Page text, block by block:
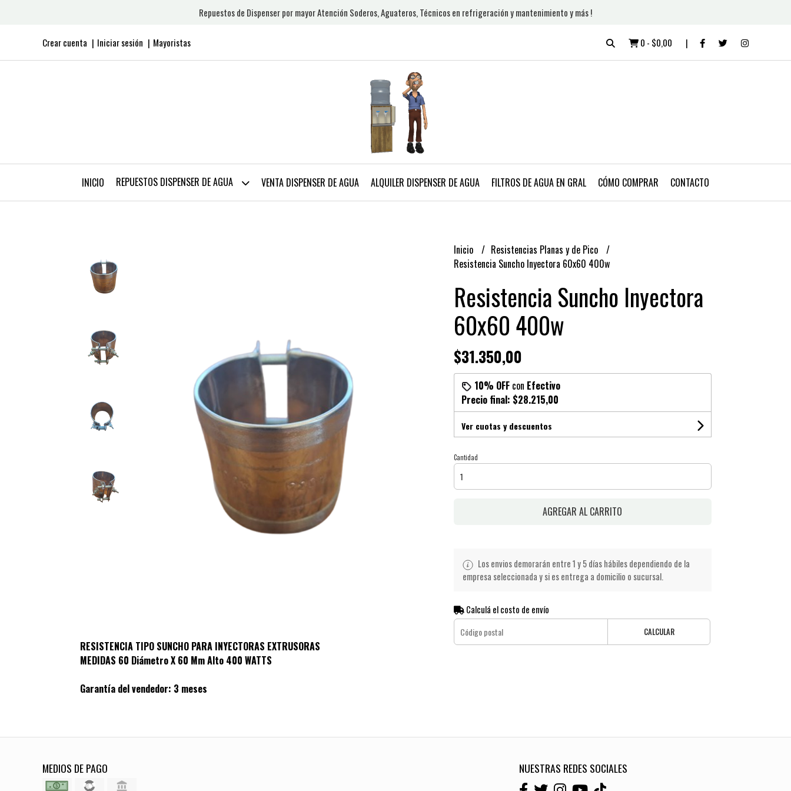
Repuestos de Dispenser por mayor Atención Soderos, Aguateros, Técnicos en refrigeración y mantenimiento y más !
Crear cuenta Iniciar sesión Mayoristas 0 - $0,00
INICIO REPUESTOS DISPENSER DE AGUA VENTA DISPENSER DE AGUA ALQUILER DISPENSER DE AGUA FILTROS DE AGUA EN GRAL CÓMO COMPRAR CONTACTO
RESISTENCIA TIPO SUNCHO PARA INYECTORAS EXTRUSORAS
MEDIDAS 60 Diámetro X 60 Mm Alto 400 WATTS
Garantía del vendedor: 3 meses
Inicio
Resistencias Planas y de Pico
Resistencia Suncho Inyectora 60x60 400w
Resistencia Suncho Inyectora
60x60 400w
$31.350,00
10% OFFcon Efectivo
Precio final: $28.215,00
Ver cuotas y descuentos
Cantidad
AGREGAR AL CARRITO
Los envios demorarán entre 1 y 5 días hábiles dependiendo de la
empresa seleccionada y si es entrega a domicilio o sucursal.
Calculá el costo de envío
CALCULAR
MEDIOS DE PAGO NUESTRAS REDES SOCIALES